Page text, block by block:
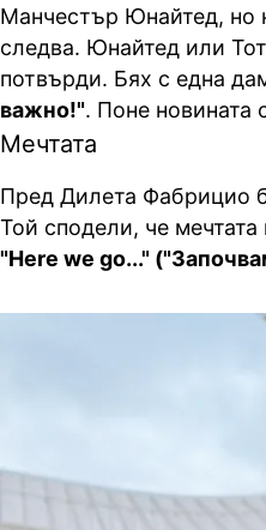
Манчестър Юнайтед, но
следва. Юнайтед или
потвърди. Бях с една
важно!". Поне новината
Мечтата
Пред Дилета Фабрицио
Той сподели, че
"Here we go..."